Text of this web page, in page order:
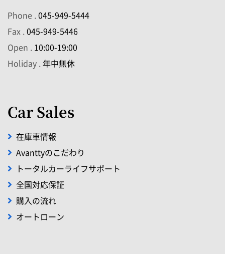
Phone .045-949-5444
Fax .045-949-5446
Open . 10:00-19:00
Holiday .年中無休
Car Sales
在庫車情報
Avanttyのこだわり
トータルカーライフサポート
全国対応保証
購入の流れ
オートローン